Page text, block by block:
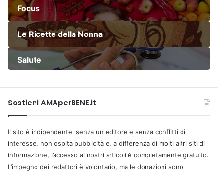
Focus
Le Ricette della Nonna
Salute
Sostieni AMAperBENE.it
Il sito è indipendente, senza un editore e senza conflitti di
interesse, non ospita pubblicità e, a differenza di molti altri siti di
informazione, l’accesso ai nostri articoli è completamente gratuito.
L’impegno dei redattori è volontario, ma le donazioni sono